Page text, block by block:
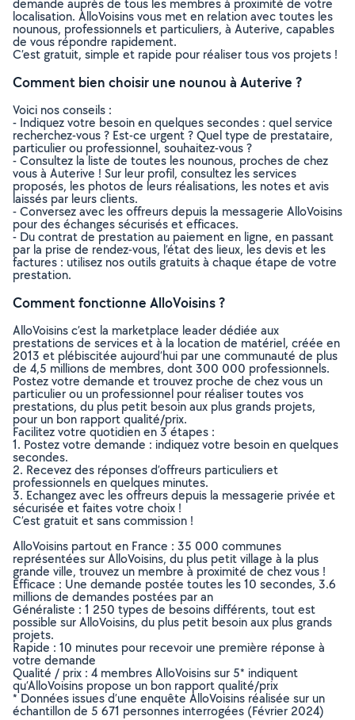
demande auprès de tous les membres à proximité de votre
localisation. AlloVoisins vous met en relation avec toutes les
nounous, professionnels et particuliers, à Auterive, capables
de vous répondre rapidement.
C’est gratuit, simple et rapide pour réaliser tous vos projets !
Comment bien choisir une nounou à Auterive ?
Voici nos conseils :
- Indiquez votre besoin en quelques secondes : quel service
recherchez-vous ? Est-ce urgent ? Quel type de prestataire,
particulier ou professionnel, souhaitez-vous ?
- Consultez la liste de toutes les nounous, proches de chez
vous à Auterive ! Sur leur profil, consultez les services
proposés, les photos de leurs réalisations, les notes et avis
laissés par leurs clients.
- Conversez avec les offreurs depuis la messagerie AlloVoisins
pour des échanges sécurisés et efficaces.
- Du contrat de prestation au paiement en ligne, en passant
par la prise de rendez-vous, l’état des lieux, les devis et les
factures : utilisez nos outils gratuits à chaque étape de votre
prestation.
Comment fonctionne AlloVoisins ?
AlloVoisins c’est la marketplace leader dédiée aux
prestations de services et à la location de matériel, créée en
2013 et plébiscitée aujourd’hui par une communauté de plus
de 4,5 millions de membres, dont 300 000 professionnels.
Postez votre demande et trouvez proche de chez vous un
particulier ou un professionnel pour réaliser toutes vos
prestations, du plus petit besoin aux plus grands projets,
pour un bon rapport qualité/prix.
Facilitez votre quotidien en 3 étapes :
1. Postez votre demande : indiquez votre besoin en quelques
secondes.
2. Recevez des réponses d’offreurs particuliers et
professionnels en quelques minutes.
3. Echangez avec les offreurs depuis la messagerie privée et
sécurisée et faites votre choix !
C’est gratuit et sans commission !
AlloVoisins partout en France : 35 000 communes
représentées sur AlloVoisins, du plus petit village à la plus
grande ville, trouvez un membre à proximité de chez vous !
Efficace : Une demande postée toutes les 10 secondes, 3.6
millions de demandes postées par an
Généraliste : 1 250 types de besoins différents, tout est
possible sur AlloVoisins, du plus petit besoin aux plus grands
projets.
Rapide : 10 minutes pour recevoir une première réponse à
votre demande
Qualité / prix : 4 membres AlloVoisins sur 5* indiquent
qu’AlloVoisins propose un bon rapport qualité/prix
* Données issues d’une enquête AlloVoisins réalisée sur un
échantillon de 5 671 personnes interrogées (Février 2024)